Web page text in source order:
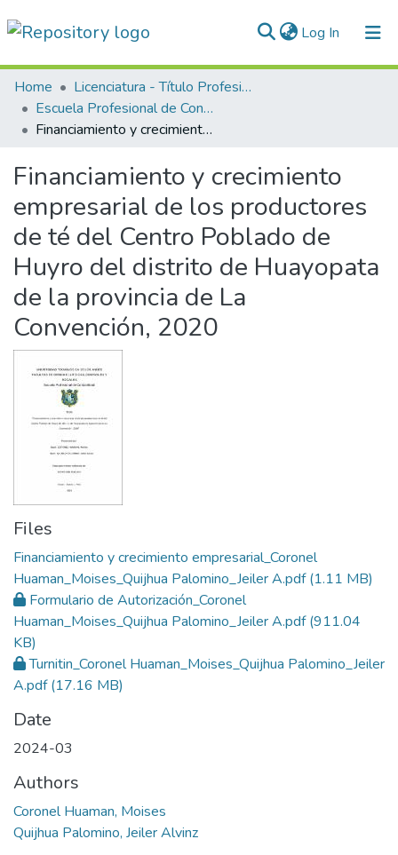
Log In (current)
Communities & Collections
All of DSpace
Normativas
Home
Licenciatura - Título Profesional
Escuela Profesional de Contabilidad
Financiamiento y crecimiento empresarial de los productores de té del Centro Poblado de Huyro del distrito de Huayopata de la provincia de La Convención, 2020
Financiamiento y crecimiento
empresarial de los productores
de té del Centro Poblado de
Huyro del distrito de Huayopata
de la provincia de La
Convención, 2020
Files
Financiamiento y crecimiento empresarial_Coronel
Huaman_Moises_Quijhua Palomino_Jeiler A.pdf(1.11 MB)
Formulario de Autorización_Coronel
Huaman_Moises_Quijhua Palomino_Jeiler A.pdf(911.04
KB)
Turnitin_Coronel Huaman_Moises_Quijhua Palomino_Jeiler
A.pdf(17.16 MB)
Date
2024-03
Authors
Coronel Huaman, Moises
Quijhua Palomino, Jeiler Alvinz